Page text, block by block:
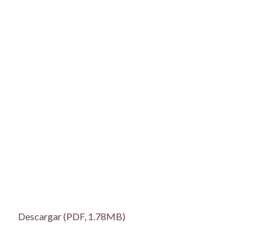
Descargar (PDF, 1.78MB)